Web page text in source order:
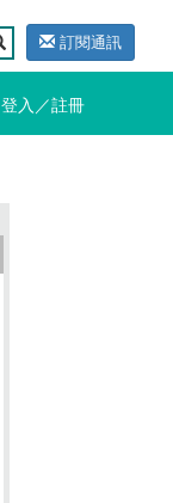
訂閱通訊
登入／註冊